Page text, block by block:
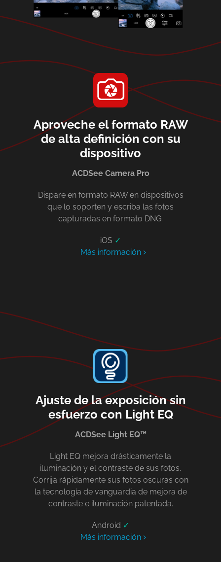
Aproveche el formato RAW
de alta definición con su
dispositivo
ACDSee Camera Pro
Dispare en formato RAW en dispositivos
que lo soporten y escriba las fotos
capturadas en formato DNG.
iOS ✓
Más información
Ajuste de la exposición sin
esfuerzo con Light EQ
ACDSee Light EQ™
Light EQ mejora drásticamente la
iluminación y el contraste de sus fotos.
Corrija rápidamente sus fotos oscuras con
la tecnología de vanguardia de mejora de
contraste e iluminación patentada.
Android ✓
Más información